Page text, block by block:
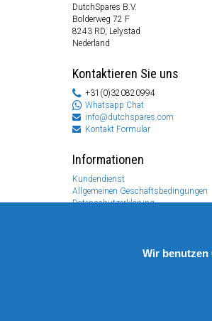
DutchSpares B.V.
Bolderweg 72 F
8243 RD, Lelystad
Nederland
Kontaktieren Sie uns
+31(0)320820994
Whatsapp Chat
info@dutchspares.com
Kontakt Formular
Informationen
Kundendienst
Allgemeinen Geschäftsbedingungen
Datenschutzerklärung
Wir benutzen